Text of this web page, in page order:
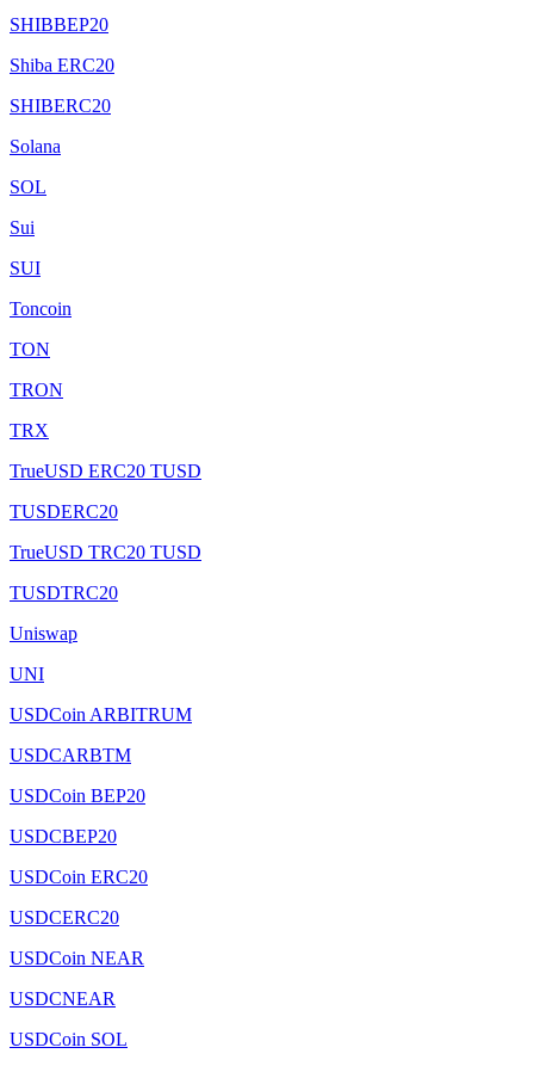
SHIBBEP20
Shiba ERC20
SHIBERC20
Solana
SOL
Sui
SUI
Toncoin
TON
TRON
TRX
TrueUSD ERC20 TUSD
TUSDERC20
TrueUSD TRC20 TUSD
TUSDTRC20
Uniswap
UNI
USDCoin ARBITRUM
USDCARBTM
USDCoin BEP20
USDCBEP20
USDCoin ERC20
USDCERC20
USDCoin NEAR
USDCNEAR
USDCoin SOL